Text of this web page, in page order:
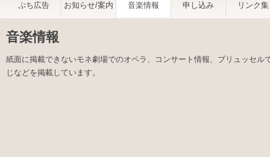
ぷち広告 お知らせ/案内 音楽情報 申し込み リンク集
音楽情報
紙面に掲載できないモネ劇場でのオペラ、コンサート情報、ブリュッセル
じなどを掲載しています。